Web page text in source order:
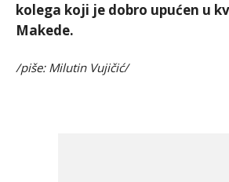
kolega koji je dobro upućen u
Makede.
/piše: Milutin Vujičić/